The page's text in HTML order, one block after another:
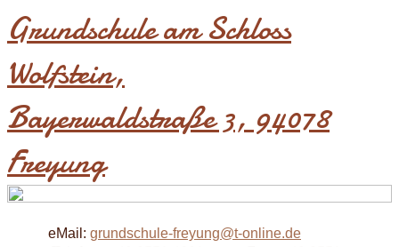
Grundschule am Schloss
Wolfstein​,
Bayerwaldstraße 3, 94078
Freyung
eMail: grundschule-freyung@t-online.de